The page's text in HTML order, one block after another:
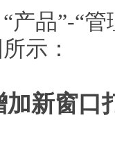
产品”-“
示：
新窗口